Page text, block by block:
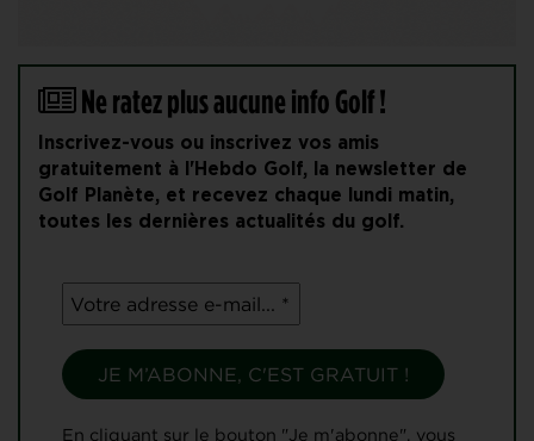
Ne ratez plus aucune info Golf !
Inscrivez-vous ou inscrivez vos amis
gratuitement à l'Hebdo Golf, la newsletter de
Golf Planète, et recevez chaque lundi matin,
toutes les dernières actualités du golf.
En cliquant sur le bouton "Je m'abonne", vous